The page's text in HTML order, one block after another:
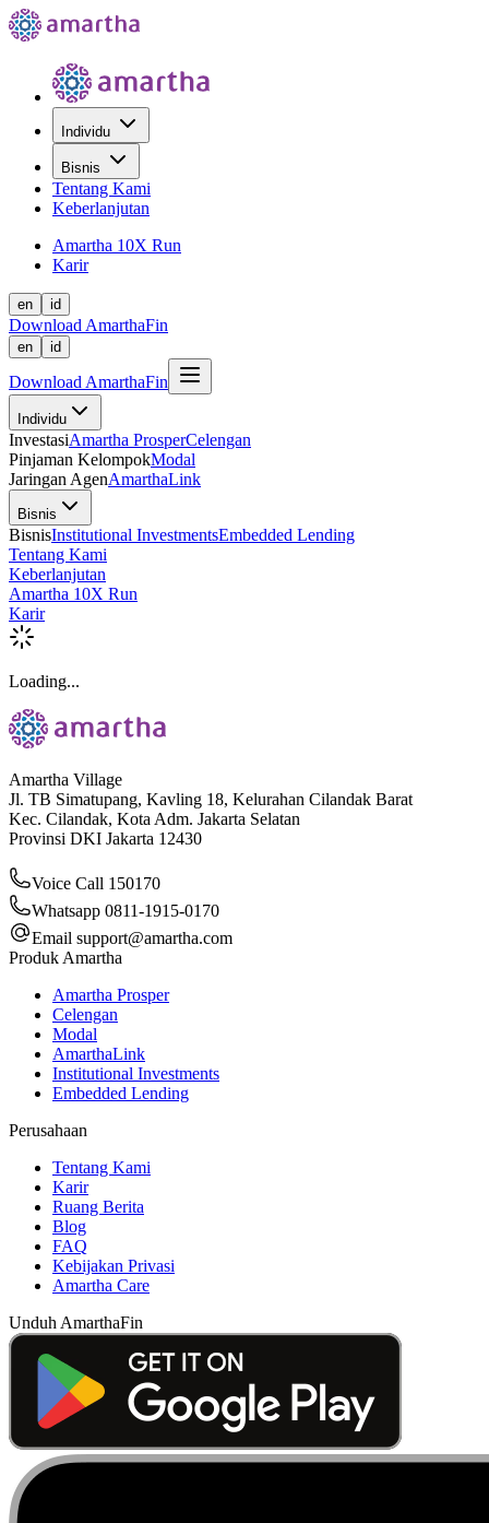
Individu
Bisnis
Tentang Kami
Keberlanjutan
Amartha 10X Run
Karir
en id
Download AmarthaFin
en id
Download AmarthaFin
Individu
InvestasiAmartha ProsperCelengan
Pinjaman KelompokModal
Jaringan AgenAmarthaLink
Bisnis
BisnisInstitutional InvestmentsEmbedded Lending
Tentang Kami
Keberlanjutan
Amartha 10X Run
Karir
Loading...
Amartha Village
Jl. TB Simatupang, Kavling 18, Kelurahan Cilandak Barat
Kec. Cilandak, Kota Adm. Jakarta Selatan
Provinsi DKI Jakarta 12430
Voice Call 150170
Whatsapp 0811-1915-0170
Email support@amartha.com
Produk Amartha
Amartha Prosper
Celengan
Modal
AmarthaLink
Institutional Investments
Embedded Lending
Perusahaan
Tentang Kami
Karir
Ruang Berita
Blog
FAQ
Kebijakan Privasi
Amartha Care
Unduh AmarthaFin